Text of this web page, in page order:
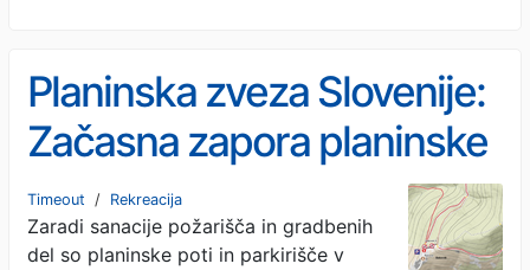
Planinska zveza Slovenije:
Začasna zapora planinske
poti in prepoved parkiranja
pri kmetiji Bukovnik
Timeout / Rekreacija
Zaradi sanacije požarišča in gradbenih
del so planinske poti in parkirišče v